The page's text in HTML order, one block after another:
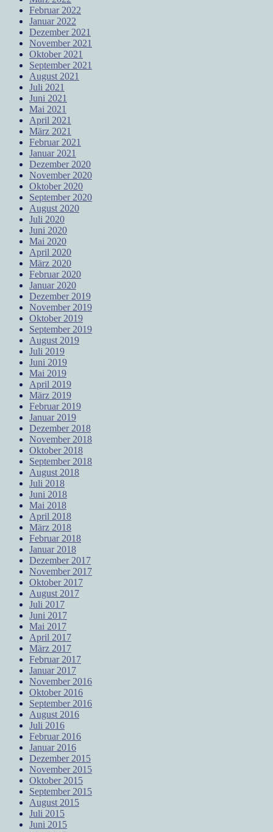
Februar 2022
Januar 2022
Dezember 2021
November 2021
Oktober 2021
September 2021
August 2021
Juli 2021
Juni 2021
Mai 2021
April 2021
März 2021
Februar 2021
Januar 2021
Dezember 2020
November 2020
Oktober 2020
September 2020
August 2020
Juli 2020
Juni 2020
Mai 2020
April 2020
März 2020
Februar 2020
Januar 2020
Dezember 2019
November 2019
Oktober 2019
September 2019
August 2019
Juli 2019
Juni 2019
Mai 2019
April 2019
März 2019
Februar 2019
Januar 2019
Dezember 2018
November 2018
Oktober 2018
September 2018
August 2018
Juli 2018
Juni 2018
Mai 2018
April 2018
März 2018
Februar 2018
Januar 2018
Dezember 2017
November 2017
Oktober 2017
August 2017
Juli 2017
Juni 2017
Mai 2017
April 2017
März 2017
Februar 2017
Januar 2017
November 2016
Oktober 2016
September 2016
August 2016
Juli 2016
Februar 2016
Januar 2016
Dezember 2015
November 2015
Oktober 2015
September 2015
August 2015
Juli 2015
Juni 2015